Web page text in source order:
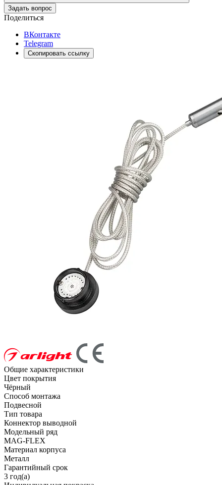
Задать вопрос
Поделиться
ВКонтакте
Telegram
Скопировать ссылку
Общие характеристики
Цвет покрытия
Чёрный
Способ монтажа
Подвесной
Тип товара
Коннектор выводной
Модельный ряд
MAG-FLEX
Материал корпуса
Металл
Гарантийный срок
3 год(а)